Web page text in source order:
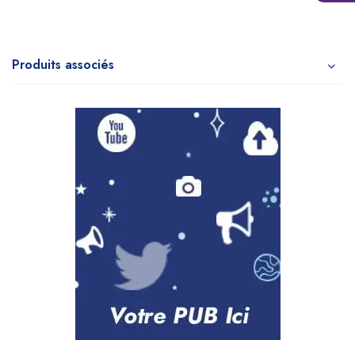
Produits associés